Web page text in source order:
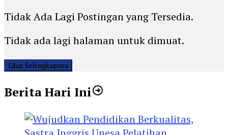
Tidak Ada Lagi Postingan yang Tersedia.
Tidak ada lagi halaman untuk dimuat.
Lihat Selengkapnya
Berita Hari Ini